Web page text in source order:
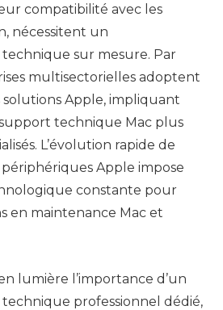
compatibilité avec les
nécessitent un
sur mesure. Par
multisectorielles adoptent
Apple, impliquant
technique Mac plus
L’évolution rapide de
périphériques Apple impose
constante pour
en maintenance Mac et
lumière l’importance d’un
professionnel dédié,